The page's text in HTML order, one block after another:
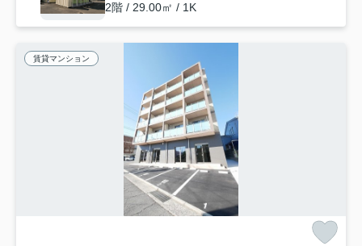
2階 / 29.00㎡ / 1K
賃貸マンション